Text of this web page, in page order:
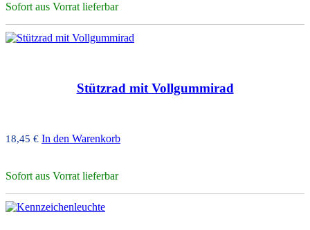
Sofort aus Vorrat lieferbar
Stützrad mit Vollgummirad
18,45 € In den Warenkorb
Sofort aus Vorrat lieferbar